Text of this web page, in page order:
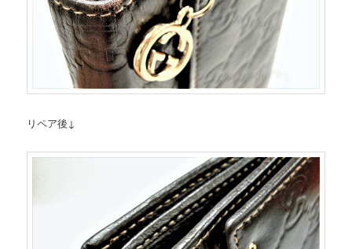
リペア後↓